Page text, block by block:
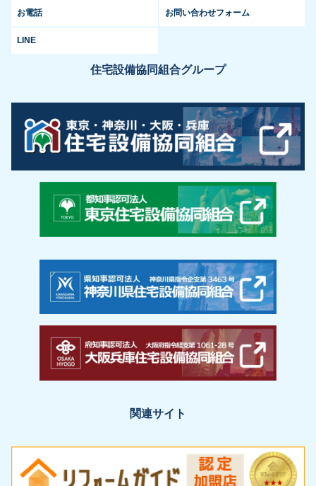
お電話 お問い合わせフォーム
LINE
住宅設備協同組合グループ
関連サイト